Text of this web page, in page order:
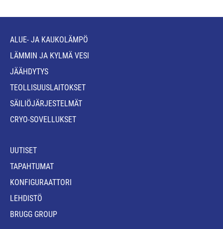
ALUE- JA KAUKOLÄMPÖ
LÄMMIN JA KYLMÄ VESI
JÄÄHDYTYS
TEOLLISUUSLAITOKSET
SÄILIÖJÄRJESTELMÄT
CRYO-SOVELLUKSET
UUTISET
TAPAHTUMAT
KONFIGURAATTORI
LEHDISTÖ
BRUGG GROUP